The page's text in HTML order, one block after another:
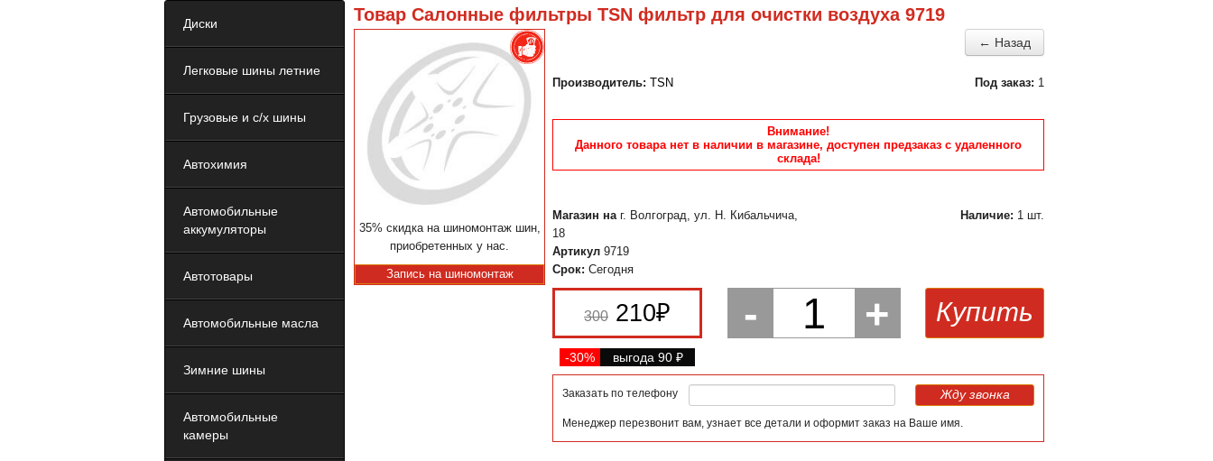
Диски
Легковые шины летние
Грузовые и с/х шины
Автохимия
Автомобильные
аккумуляторы
Автотовары
Автомобильные масла
Зимние шины
Автомобильные
камеры
Товар Салонные фильтры TSN фильтр для очистки воздуха 9719
← Назад
35% скидка на шиномонтаж шин,
приобретенных у нас.
Запись на шиномонтаж
Под заказ: 1
Производитель: TSN
Внимание!
Данного товара нет в наличии в магазине, доступен предзаказ с удаленного
склада!
Наличие: 1 шт.
Магазин на г. Волгоград, ул. Н. Кибальчича,
18
Артикул 9719
Срок: Сегодня
300 210₽
-30% выгода 90 ₽
- 1 + Купить
Заказать по телефону Жду звонка
Менеджер перезвонит вам, узнает все детали и оформит заказ на Ваше имя.